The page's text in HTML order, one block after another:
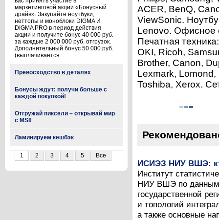
маркетинговой акции «Бонусный
драйв». Закупайте ноутбуки,
неттопы и моноблоки DIGMA И
DIGMA PRO в период действия
акции и получите бонус 40 000 руб.
за каждые 2 000 000 руб. отгрузок.
Дополнительный бонус 50 000 руб.
(выплачивается ...
Превосходство в деталях
Бонусы ждут: получи больше с
каждой покупкой!
Отгружай пиксели – открывай мир
с MSI!
Ламинируем кешбэк
1 2 3 4 5 Все
ACER, BenQ,
ViewSonic.
Lenovo. Офисное
Печатная
OKI, Ricoh,
Brother, Canon,
Lexmark,
Toshiba, Xerox.
ИСИЭЗ НИУ ВШЭ:
Институт
НИУ ВШЭ по данным
государственной
и топологий
а также основные